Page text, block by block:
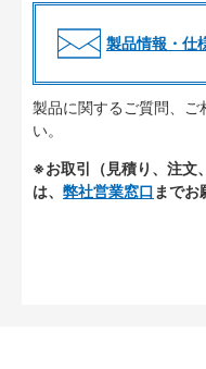
製品情報・仕
製品に関するご質問、ご
い。
※お取引（見積り、注文
は、 弊社営業窓口 までお